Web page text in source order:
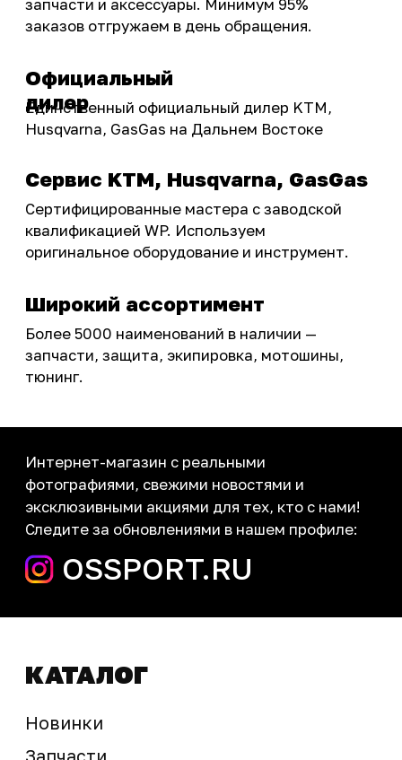
О НАС
Подобрать запчасти
Самовывоз
Возврат товаров
Оплата
Как купить
Мотомагазин
Мотосервис
Контакты
ПОКУПАТЕЛЮ
Магазин
г. Владивосток
ул. Адмирала Горшкова, 60Б ст2
запчасти шины экипировка